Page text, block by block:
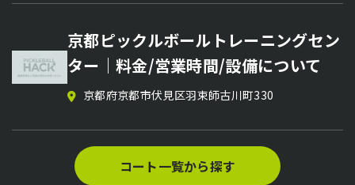
京都ピックルボールトレーニングセン
ター｜料金/営業時間/設備について
京都府京都市伏見区羽束師古川町330
コート一覧から探す
茨城県東茨城郡 2026/07/26〜2027/02/14
日程・会場・参加方法まとめ【ピック
ルボール大会情報】
ピックルボールサークル【まるぴっく
サークル】のメンバー募集